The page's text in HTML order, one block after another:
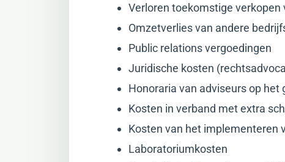
Verloren toekomstige
Omzetverlies van andere
Public relations vergoedingen
Juridische kosten
Honoraria van adviseurs op het
Kosten in verband met extra
Kosten van het implementeren
Laboratoriumkosten